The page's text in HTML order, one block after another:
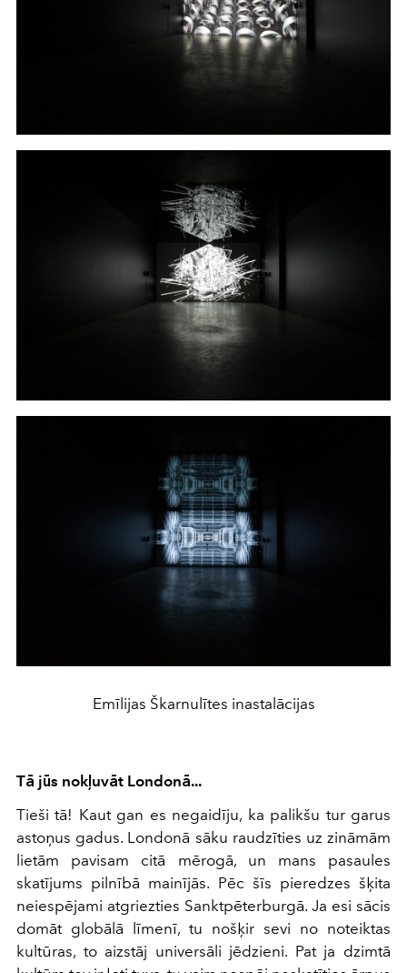
Emīlijas Škarnulītes inastalācijas
Tā jūs nokļuvāt Londonā...
Tieši tā! Kaut gan es negaidīju, ka palikšu tur garus
astoņus gadus. Londonā sāku raudzīties uz zināmām
lietām pavisam citā mērogā, un mans pasaules
skatījums pilnībā mainījās. Pēc šīs pieredzes šķita
neiespējami atgriezties Sanktpēterburgā. Ja esi sācis
domāt globālā līmenī, tu nošķir sevi no noteiktas
kultūras, to aizstāj universāli jēdzieni. Pat ja dzimtā